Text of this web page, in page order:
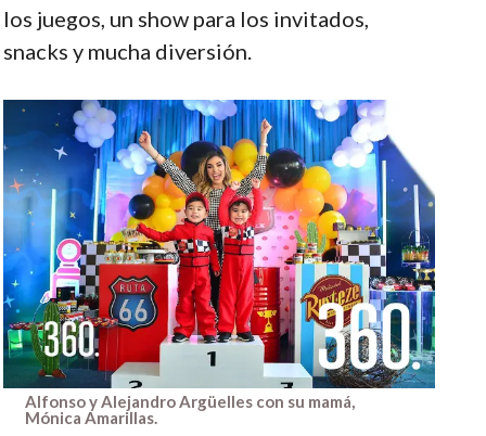
los juegos, un show para los invitados,
snacks y mucha diversión.
Alfonso y Alejandro Argüelles con su mamá,
Mónica Amarillas.